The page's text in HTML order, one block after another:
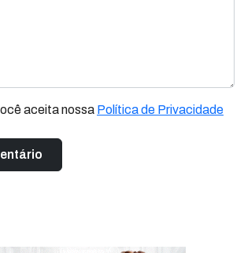
aceita nossa Política de Privacidade